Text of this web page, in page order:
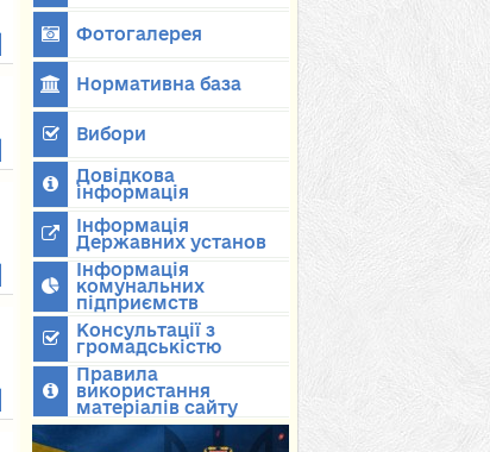
Фотогалерея
Нормативна база
Вибори
Довідкова
інформація
Інформація
Державних установ
Інформація
комунальних
підприємств
Консультації з
громадськістю
Правила
використання
матеріалів сайту